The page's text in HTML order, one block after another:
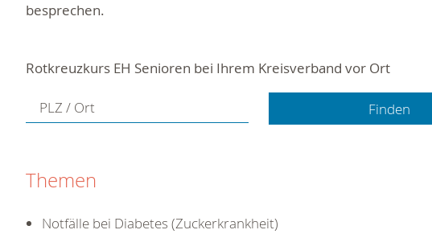
besprechen.
Rotkreuzkurs EH Senioren bei Ihrem Kreisverband vor Ort
PLZ / Ort
Themen
Notfälle bei Diabetes (Zuckerkrankheit)